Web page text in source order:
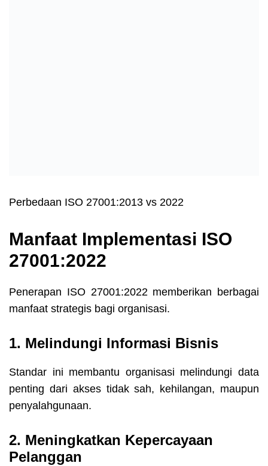
Perbedaan ISO 27001:2013 vs 2022
Manfaat Implementasi ISO
27001:2022
Penerapan ISO 27001:2022 memberikan berbagai
manfaat strategis bagi organisasi.
1. Melindungi Informasi Bisnis
Standar ini membantu organisasi melindungi data
penting dari akses tidak sah, kehilangan, maupun
penyalahgunaan.
2. Meningkatkan Kepercayaan
Pelanggan